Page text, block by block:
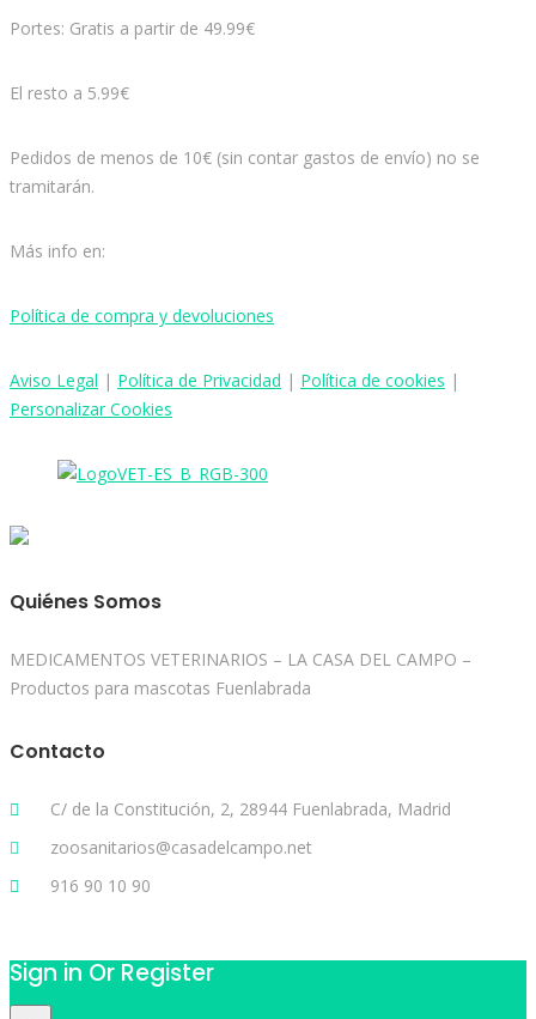
Portes: Gratis a partir de 49.99€
El resto a 5.99€
Pedidos de menos de 10€ (sin contar gastos de envío) no se
tramitarán.
Más info en:
Política de compra y devoluciones
Aviso Legal | Política de Privacidad | Política de cookies |
Personalizar Cookies
Quiénes Somos
MEDICAMENTOS VETERINARIOS – LA CASA DEL CAMPO –
Productos para mascotas Fuenlabrada
Contacto
C/ de la Constitución, 2, 28944 Fuenlabrada, Madrid
zoosanitarios@casadelcampo.net
916 90 10 90
Sign in Or Register